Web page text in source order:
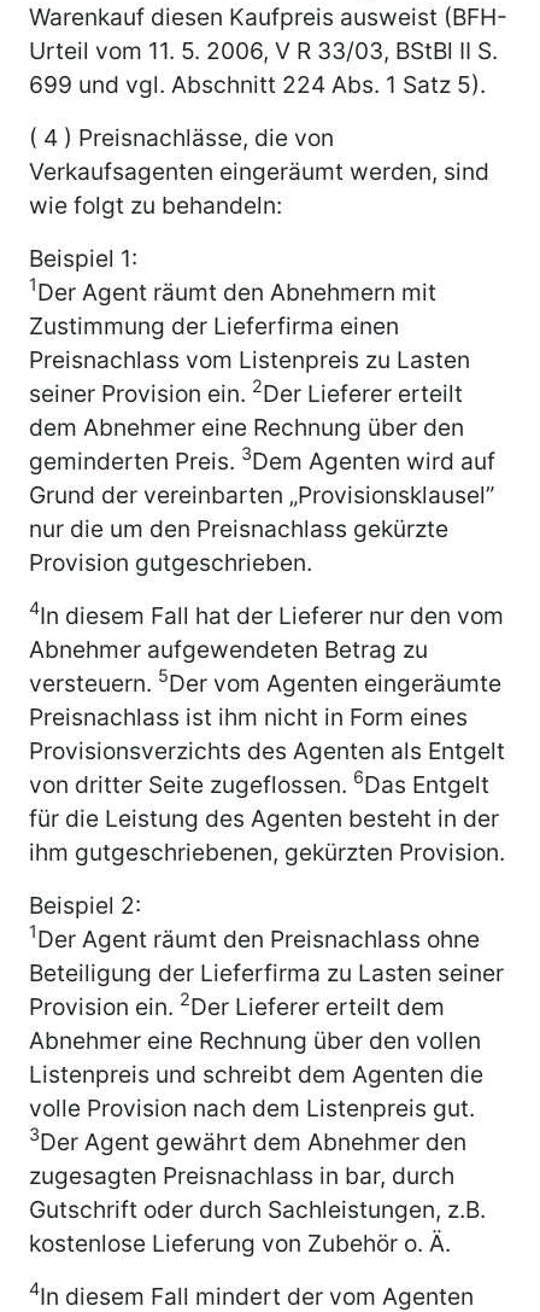
Warenkauf diesen Kaufpreis ausweist (BFH-
Urteil vom 11. 5. 2006, V R 33/03, BStBl II S.
699 und vgl. Abschnitt 224 Abs. 1 Satz 5).
( 4 ) Preisnachlässe, die von
Verkaufsagenten eingeräumt werden, sind
wie folgt zu behandeln:
Beispiel 1:
1Der Agent räumt den Abnehmern mit
Zustimmung der Lieferfirma einen
Preisnachlass vom Listenpreis zu Lasten
seiner Provision ein. 2Der Lieferer erteilt
dem Abnehmer eine Rechnung über den
geminderten Preis. 3Dem Agenten wird auf
Grund der vereinbarten „Provisionsklausel”
nur die um den Preisnachlass gekürzte
Provision gutgeschrieben.
4In diesem Fall hat der Lieferer nur den vom
Abnehmer aufgewendeten Betrag zu
versteuern. 5Der vom Agenten eingeräumte
Preisnachlass ist ihm nicht in Form eines
Provisionsverzichts des Agenten als Entgelt
von dritter Seite zugeflossen. 6Das Entgelt
für die Leistung des Agenten besteht in der
ihm gutgeschriebenen, gekürzten Provision.
Beispiel 2:
1Der Agent räumt den Preisnachlass ohne
Beteiligung der Lieferfirma zu Lasten seiner
Provision ein. 2Der Lieferer erteilt dem
Abnehmer eine Rechnung über den vollen
Listenpreis und schreibt dem Agenten die
volle Provision nach dem Listenpreis gut.
3Der Agent gewährt dem Abnehmer den
zugesagten Preisnachlass in bar, durch
Gutschrift oder durch Sachleistungen, z.B.
kostenlose Lieferung von Zubehör o. Ä.
4In diesem Fall mindert der vom Agenten